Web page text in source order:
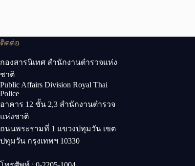
ติดต่อ
กองสารนิเทศ สำนักงานตำรวจแห่ง
ชาติ
Public Affairs Division Royal Thai
Police
อาคาร 12 ชั้น 2,3 สำนักงานตำรวจ
แห่งชาติ
ถนนพระรามที่ 1 แขวงปทุมวัน เขต
ปทุมวัน กรุงเทพฯ 10330